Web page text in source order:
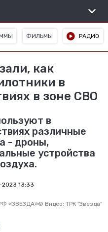
ФИЛЬМЫ РАДИО
как
в
в зоне СВО
в
различные
- дроны,
устройства
13:33
«ЗВЕЗДА»© Видео: ТРК "Звезда"